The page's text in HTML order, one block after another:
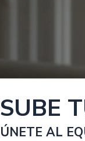
SUBE
ÚNETE AL